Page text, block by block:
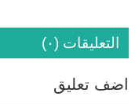
التعليقات (٠)
اضف تعليق